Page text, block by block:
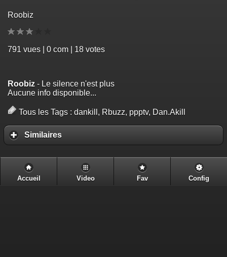
Roobiz
791 vues | 0 com | 18 votes
Roobiz - Le silence n'est plus
Aucune info disponible...
Tous les Tags : dankill, Rbuzz, ppptv, Dan.Akill
Similaires
Accueil Video Fav Config